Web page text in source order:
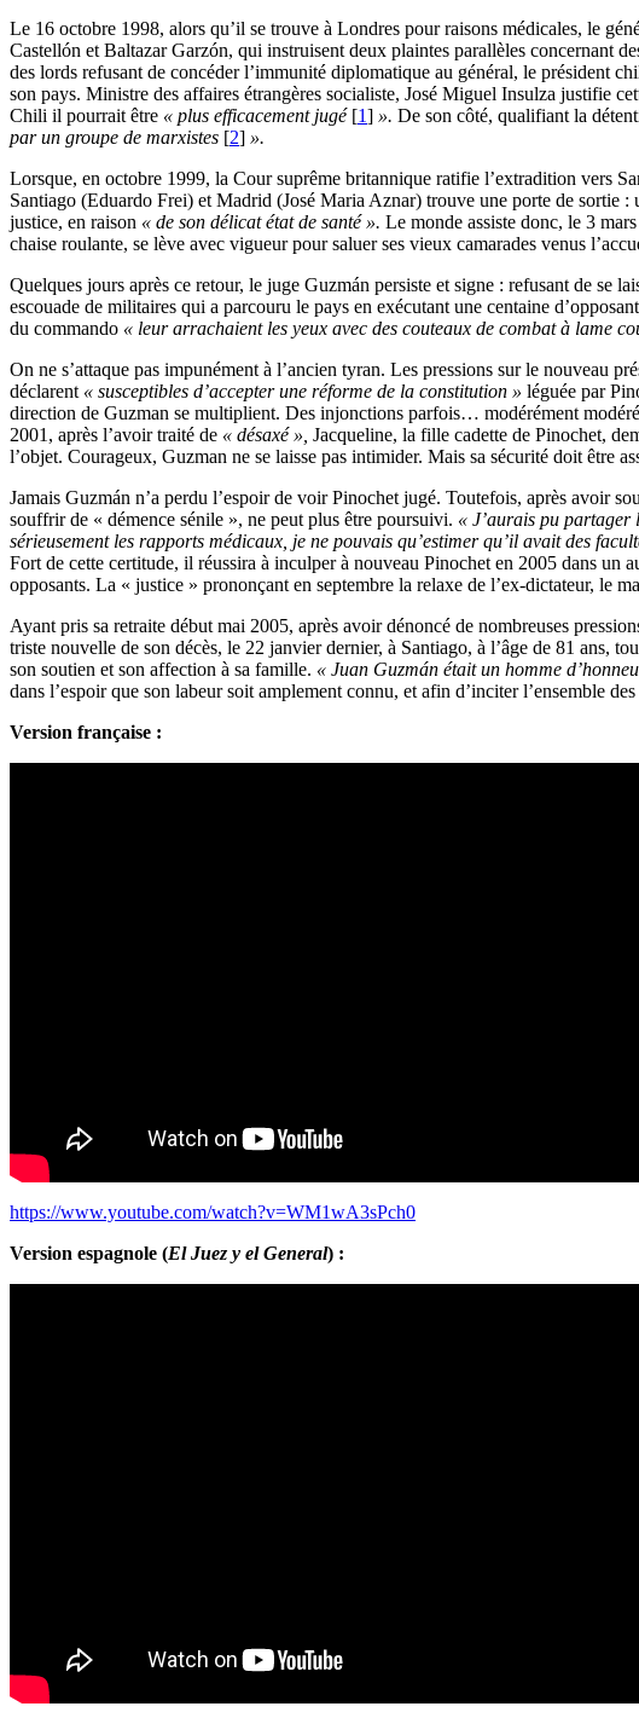
Le 16 octobre 1998, alors qu’il se trouve à Londres pour raisons médicales, le
Castellón et Baltazar Garzón, qui instruisent deux plaintes parallèles concernant
des lords refusant de concéder l’immunité diplomatique au général, le président
son pays. Ministre des affaires étrangères socialiste, José Miguel Insulza justifie
Chili il pourrait être « plus efficacement jugé[1] ». De son côté, qualifiant la
par un groupe de marxistes [2] ».
Lorsque, en octobre 1999, la Cour suprême britannique ratifie l’extradition vers
Santiago (Eduardo Frei) et Madrid (José Maria Aznar) trouve une porte de sortie
justice, en raison « de son délicat état de santé ». Le monde assiste donc, le 3
chaise roulante, se lève avec vigueur pour saluer ses vieux camarades venus
Quelques jours après ce retour, le juge Guzmán persiste et signe : refusant de se
escouade de militaires qui a parcouru le pays en exécutant une centaine
du commando « leur arrachaient les yeux avec des couteaux de combat à lame
On ne s’attaque pas impunément à l’ancien tyran. Les pressions sur le nouveau
déclarent « susceptibles d’accepter une réforme de la constitution » léguée par
direction de Guzman se multiplient. Des injonctions parfois… modérément
2001, après l’avoir traité de « désaxé », Jacqueline, la fille cadette de Pinochet,
l’objet. Courageux, Guzman ne se laisse pas intimider. Mais sa sécurité doit être
Jamais Guzmán n’a perdu l’espoir de voir Pinochet jugé. Toutefois, après avoir
souffrir de « démence sénile », ne peut plus être poursuivi. « J’aurais pu partager
sérieusement les rapports médicaux, je ne pouvais qu’estimer qu’il avait des
Fort de cette certitude, il réussira à inculper à nouveau Pinochet en 2005 dans un
opposants. La « justice » prononçant en septembre la relaxe de l’ex-dictateur, le
Ayant pris sa retraite début mai 2005, après avoir dénoncé de nombreuses
triste nouvelle de son décès, le 22 janvier dernier, à Santiago, à l’âge de 81 ans,
son soutien et son affection à sa famille. « Juan Guzmán était un homme
dans l’espoir que son labeur soit amplement connu, et afin d’inciter l’ensemble
Version française :
https://www.youtube.com/watch?v=WM1wA3sPch0
Version espagnole (El Juez y el General) :